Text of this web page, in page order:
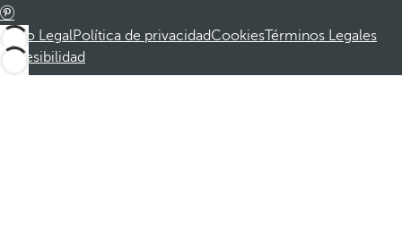
Aviso LegalPolítica de privacidadCookiesTérminos Legales
Accesibilidad